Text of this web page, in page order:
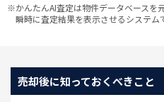
※かんたんAI査定は物件データベースを
瞬時に査定結果を表示させるシステム
売却後に知っておくべきこと